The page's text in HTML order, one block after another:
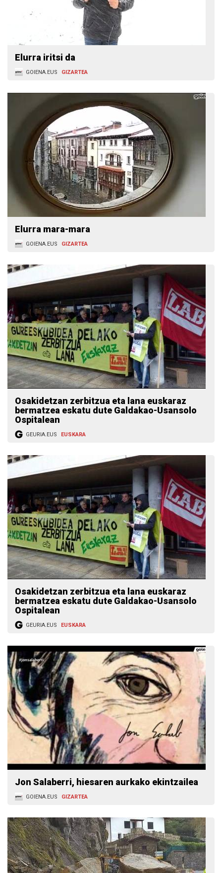
Elurra iritsi da
GOIENA.EUS GIZARTEA
Elurra mara-mara
GOIENA.EUS GIZARTEA
Osakidetzan zerbitzua eta lana euskaraz
bermatzea eskatu dute Galdakao-Usansolo
Ospitalean
GEURIA.EUS EUSKARA
Osakidetzan zerbitzua eta lana euskaraz
bermatzea eskatu dute Galdakao-Usansolo
Ospitalean
GEURIA.EUS EUSKARA
Jon Salaberri, hiesaren aurkako ekintzailea
GOIENA.EUS GIZARTEA